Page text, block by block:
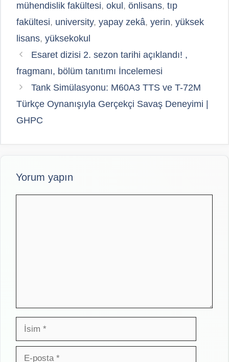
mühendislik fakültesi, okul , önlisans, tıp
fakültesi, university, yapay zekâ, yerin, yüksek
lisans, yüksekokul
Esaret dizisi 2. sezon tarihi açıklandı! ,
fragmanı, bölüm tanıtımı İncelemesi
Tank Simülasyonu: M60A3 TTS ve T-72M
Türkçe Oynanışıyla Gerçekçi Savaş Deneyimi |
GHPC
Yorum yapın
İsim